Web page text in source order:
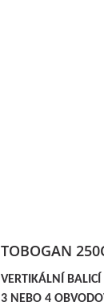
TOBOGAN
VERTIKÁLNÍ BALICÍ
3 NEBO 4